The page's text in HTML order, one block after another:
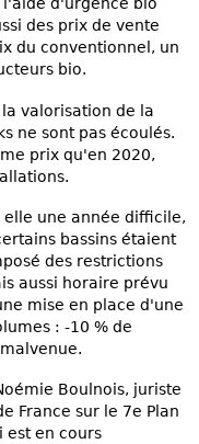
d'urgence bio
des prix de vente
du conventionnel, un
bio.
valorisation de la
ne sont pas écoulés.
prix qu'en 2020,
une année difficile,
bassins étaient
des restrictions
aussi horaire prévu
mise en place d'une
: -10 % de
Boulnois, juriste
France sur le 7e Plan
est en cours